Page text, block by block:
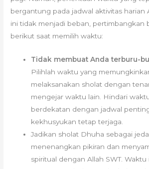
bergantung pada jadwal aktivitas harian
ini tidak menjadi beban, pertimbangkan
berikut saat memilih waktu:
Tidak membuat Anda terburu-
Pilihlah waktu yang
melaksanakan sholat dengan
mengejar waktu lain. Hindari
berdekatan dengan jadwal
kekhusyukan tetap terjaga.
Jadikan sholat Dhuha sebagai
menenangkan pikiran dan
spiritual dengan Allah SWT.